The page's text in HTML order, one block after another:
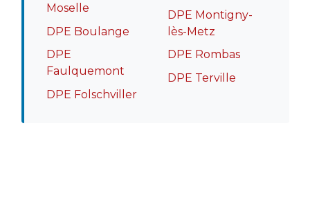
Moselle
DPE Boulange
DPE
Faulquemont
DPE Folschviller
DPE Montigny-
lès-Metz
DPE Rombas
DPE Terville